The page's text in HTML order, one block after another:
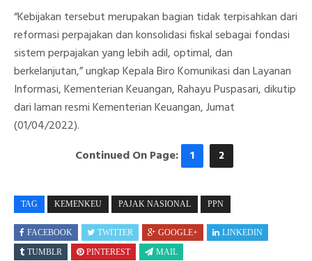
“Kebijakan tersebut merupakan bagian tidak terpisahkan dari
reformasi perpajakan dan konsolidasi fiskal sebagai fondasi
sistem perpajakan yang lebih adil, optimal, dan
berkelanjutan,” ungkap Kepala Biro Komunikasi dan Layanan
Informasi, Kementerian Keuangan, Rahayu Puspasari, dikutip
dari laman resmi Kementerian Keuangan, Jumat
(01/04/2022).
Continued On Page:
1 2
TAG KEMENKEU PAJAK NASIONAL PPN
FACEBOOK TWITTER GOOGLE+
LINKEDIN
TUMBLR
PINTEREST MAIL